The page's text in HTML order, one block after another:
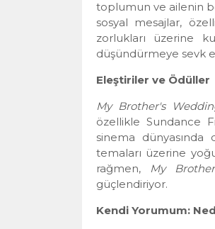
toplumun ve ailenin
sosyal mesajlar,
zorlukları üzerine
düşündürmeye sevk
Eleştiriler ve Ödüller
My Brother's
özellikle Sundance
sinema
temaları üzerine
rağmen, My
güçlendiriyor.
Kendi Yorumum: